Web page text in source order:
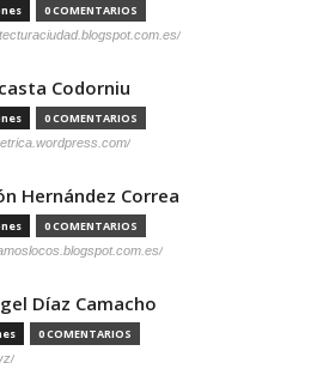
0 COMENTARIOS
Codorniu
0 COMENTARIOS
Hernández Correa
0 COMENTARIOS
Díaz Camacho
0 COMENTARIOS